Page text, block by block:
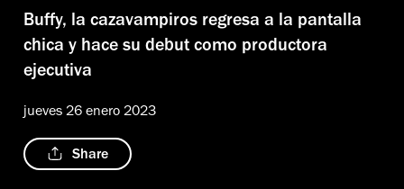
Buffy, la cazavampiros regresa a la pantalla
chica y hace su debut como productora
ejecutiva
jueves 26 enero 2023
Share